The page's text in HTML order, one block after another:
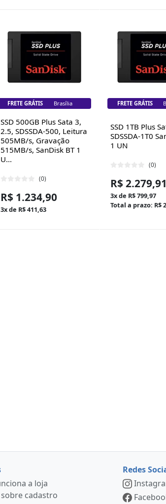
FRETE GRÁTIS Brasília
SSD 500GB Plus Sata 3,
2.5, SDSSDA-500, Leitura
505MB/s, Gravação
515MB/s, SanDisk BT 1
U...
(0)
R$ 1.234,90
3x de R$ 411,63
FRETE GRÁTIS
SSD 1TB Plus
SDSSDA-1T0
1 UN
(0)
R$ 2.279,91
3x de R$ 799,97
Total a prazo: R$
a loja
cadastro
Redes